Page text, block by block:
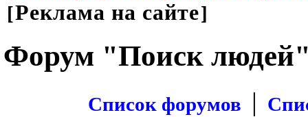
[Реклама на сайте]
Форум "Поиск
Список форумов |